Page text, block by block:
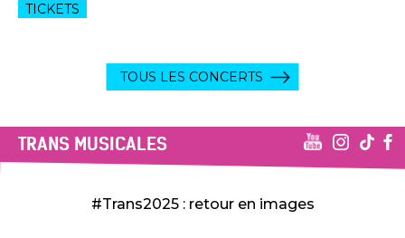
TICKETS
TOUS LES CONCERTS
TRANS MUSICALES
#Trans2025 : retour en images